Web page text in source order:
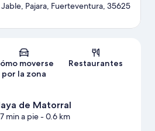
Mapa
Pajara, Fuerteventura, 35625
moverse
por la zona
Restaurantes
de Matorral
min a pie- 0.6 km